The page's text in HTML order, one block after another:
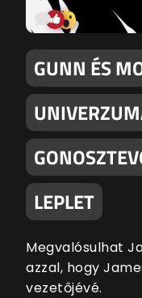
GUNN ÉS
LEPLET
Megvalósulhat
azzal, hogy
vezetőjévé.